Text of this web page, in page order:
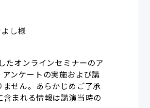
し様
たオンラインセミナーのア
ンケートの実施および講
せん。あらかじめご了承
まれる情報は講演当時の